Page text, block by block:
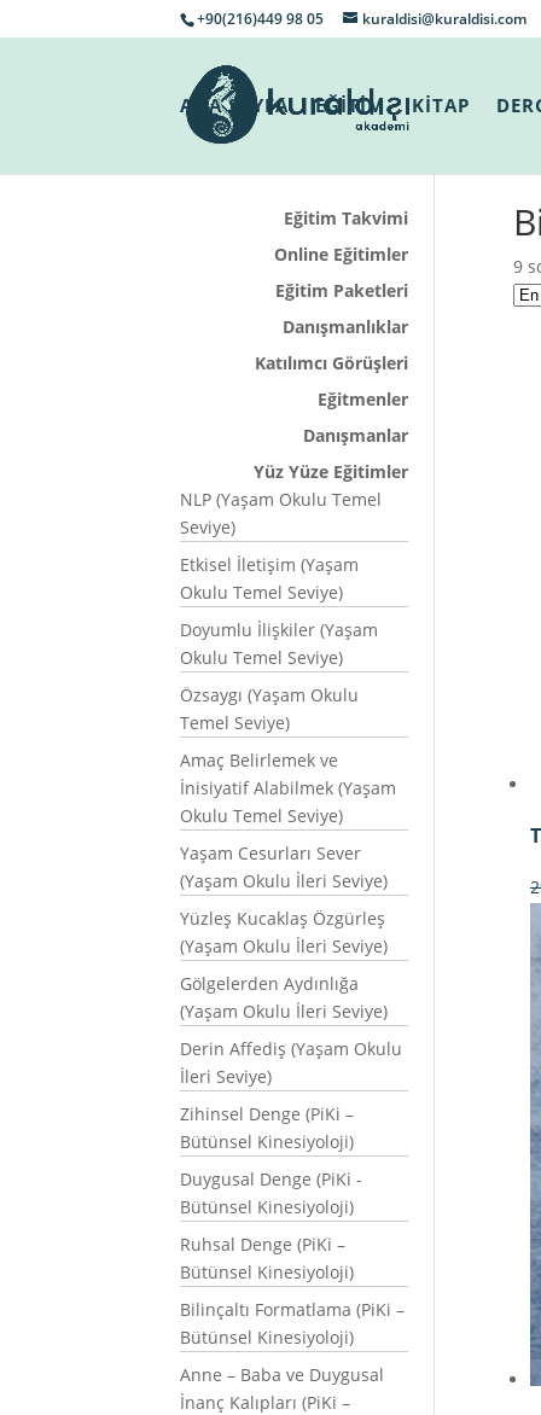
+90(216)449 98 05 kuraldisi@kuraldisi.com
ANA SAYFA EĞİTİM KİTAP
9
Eğitim Takvimi
Online Eğitimler
Eğitim Paketleri
Danışmanlıklar
Katılımcı Görüşleri
Eğitmenler
Danışmanlar
Yüz Yüze Eğitimler
NLP (Yaşam Okulu Temel
Seviye)
Etkisel İletişim (Yaşam
Okulu Temel Seviye)
Doyumlu İlişkiler (Yaşam
Okulu Temel Seviye)
Özsaygı (Yaşam Okulu
Temel Seviye)
Amaç Belirlemek ve
İnisiyatif Alabilmek (Yaşam
Okulu Temel Seviye)
Yaşam Cesurları Sever
(Yaşam Okulu İleri Seviye)
Yüzleş Kucaklaş Özgürleş
(Yaşam Okulu İleri Seviye)
Gölgelerden Aydınlığa
(Yaşam Okulu İleri Seviye)
Derin Affediş (Yaşam Okulu
İleri Seviye)
Zihinsel Denge (PiKi –
Bütünsel Kinesiyoloji)
Duygusal Denge (PiKi -
Bütünsel Kinesiyoloji)
Ruhsal Denge (PiKi –
Bütünsel Kinesiyoloji)
Bilinçaltı Formatlama (PiKi –
Bütünsel Kinesiyoloji)
Anne – Baba ve Duygusal
İnanç Kalıpları (PiKi –